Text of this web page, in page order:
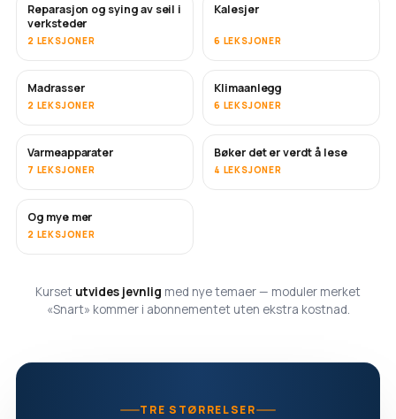
SNART
Reparasjon og sying av seil i
verksteder
2 LEKSJONER
Kalesjer
6 LEKSJONER
Madrasser
2 LEKSJONER
SNART
Klimaanlegg
6 LEKSJONER
SNART
Varmeapparater
7 LEKSJONER
SNART
Bøker det er verdt å lese
4 LEKSJONER
SNART
Og mye mer
2 LEKSJONER
Kurset utvides jevnlig med nye temaer — moduler merket
«Snart» kommer i abonnementet uten ekstra kostnad.
TRE STØRRELSER